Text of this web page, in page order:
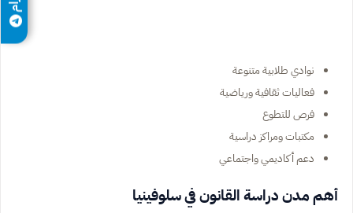
نوادي طلابية متنوعة
فعاليات ثقافية ورياضية
فرص للتطوع
مكتبات ومراكز دراسية
دعم أكاديمي واجتماعي
أهم مدن دراسة القانون في سلوفينيا